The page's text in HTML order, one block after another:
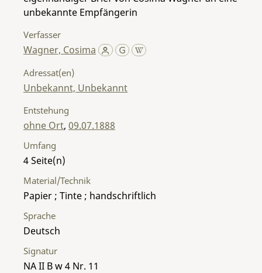
unbekannte Empfängerin
Verfasser
Wagner, Cosima
Adressat(en)
Unbekannt, Unbekannt
Entstehung
ohne Ort, 09.07.1888
Umfang
4
Material/Technik
Papier ; Tinte ; handschriftlich
Sprache
Deutsch
Signatur
NA II B w 4 Nr. 11